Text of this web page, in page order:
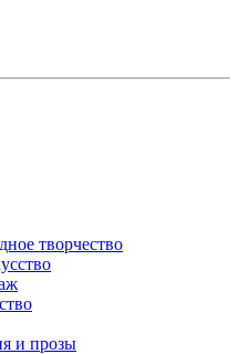
творчество
и прозы